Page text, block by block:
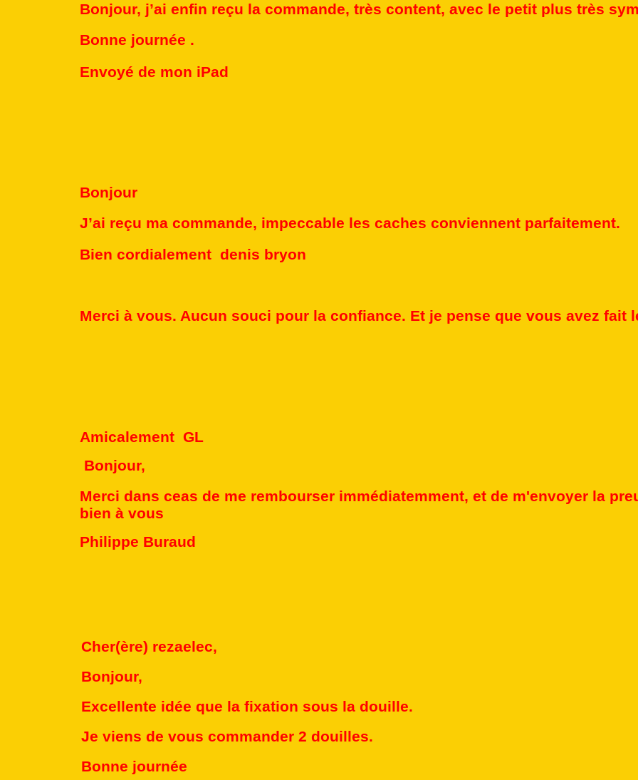
Bonjour, j’ai enfin reçu la commande, très content, avec le petit plus très
Bonne journée .
Envoyé de mon iPad
Bonjour
J’ai reçu ma commande, impeccable les caches conviennent parfaitement.
Bien cordialement denis bryon
Merci à vous. Aucun souci pour la confiance. Et je pense que vous avez fait
Amicalement GL
Bonjour,
Merci dans ceas de me rembourser immédiatemment, et de m'envoyer la
bien à vous
Philippe Buraud
Cher(ère) rezaelec,
Bonjour,
Excellente idée que la fixation sous la douille.
Je viens de vous commander 2 douilles.
Bonne journée